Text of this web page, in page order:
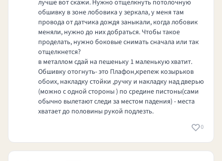
лучше вот скажи. Нужно отщелкнуть потолочную
обшивку в зоне лобовика у зеркала, у меня там
провода от датчика дождя заныкали, когда лобовик
меняли, нужно до них добраться. Чтобы такое
проделать, нужно боковые снимать сначала или так
отщелкнется?
в металлом сдай на пешеньку 1 маленькую хватит.
Обшивку отогнуть- это Плафон,крепеж козырьков
обоих, накладку стойки ,ручку и накладку над дверью
(можно с одной стороны ) по средине пистоны(сами
обычно вылетают следи за местом падения) - места
хватает до половины рукой подлезть.
0